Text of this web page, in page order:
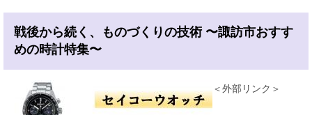
戦後から続く、ものづくりの技術 〜諏訪市おすす
めの時計特集〜
＜外部リンク＞